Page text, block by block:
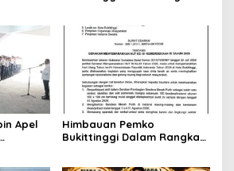
2026
Apel
Himbauan Pemko
Bukittinggi Dalam Rangka